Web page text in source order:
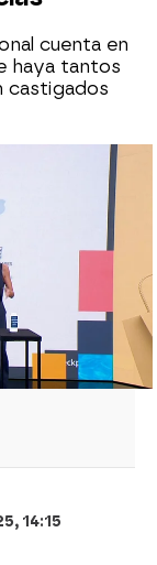
cuenta en
haya tantos
castigados
España?
un
en
14:15